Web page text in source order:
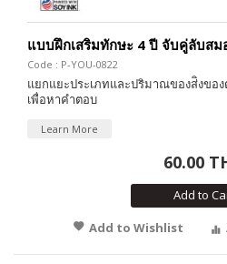
แบบฝึกเสริมทักษะ 4 ปี จับคู่ลับสม
Code : P-YOU-0822
แยกแยะประเภทและปริมาณของส่ิงของ
เพื่อหาคำตอบ
Learn More
60.00
Add to
Add to Wishlist